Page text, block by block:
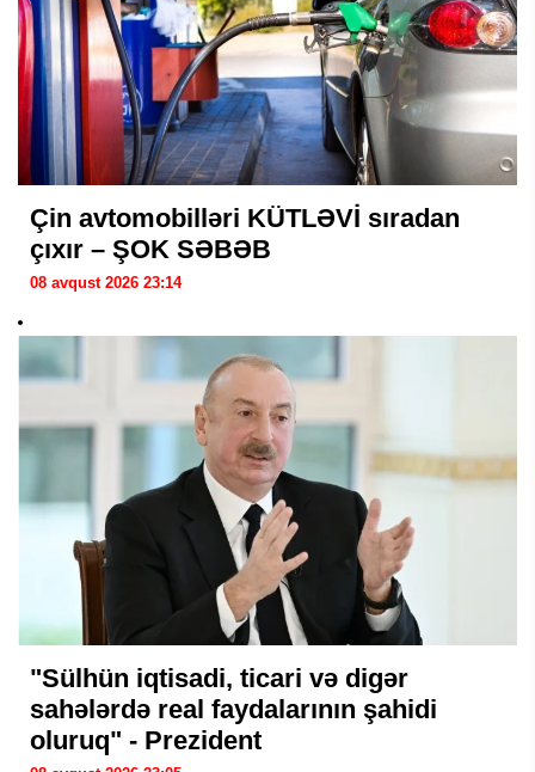
Çin avtomobilləri KÜTLƏVİ sıradan
çıxır – ŞOK SƏBƏB
08 avqust 2026 23:14
"Sülhün iqtisadi, ticari və digər
sahələrdə real faydalarının şahidi
oluruq" - Prezident